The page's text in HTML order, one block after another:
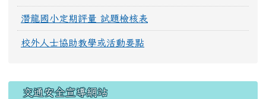
潛龍國小定期評量 試題檢核表
校外人士協助教學或活動要點
交通安全宣導網站